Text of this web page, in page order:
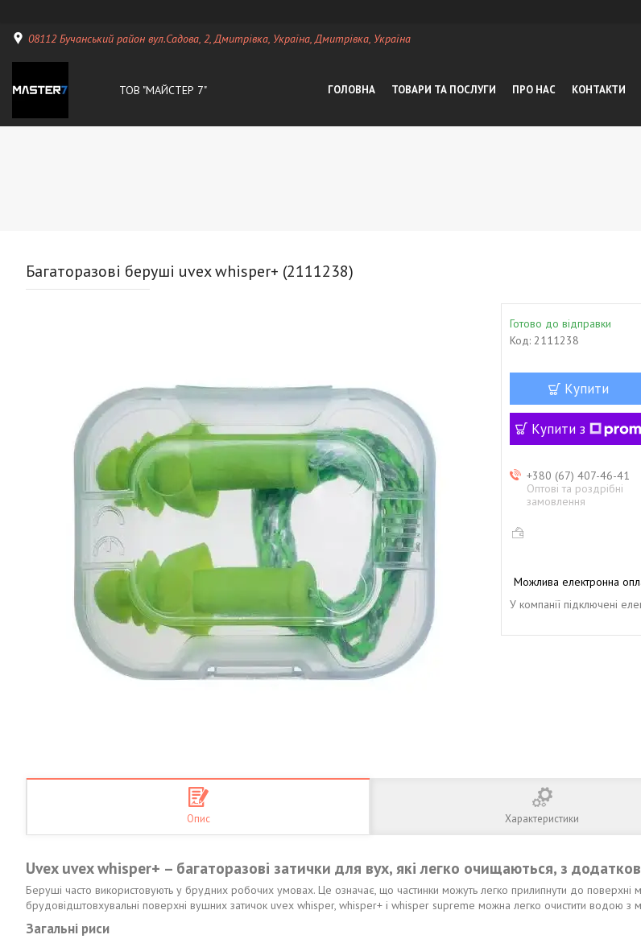
08112 Бучанський район вул.Садова, 2, Дмитрівка, Україна, Дмитрiвка, Україна
ТОВ "МАЙСТЕР 7" ГОЛОВНА ТОВАРИ ТА ПОСЛУГИ ПРО НАС КОНТАКТИ
Багаторазові беруші uvex whisper+ (2111238)
Готово до відправки
Код: 2111238
Купити
Купити з
+380 (67) 407-46-41
Оптові та роздрібні
замовлення
У компанії підключені
Опис Характеристики
Uvex uvex whisper+ – багаторазові затички для вух, які легко очищаються, з
Беруші часто використовують у брудних робочих умовах. Це означає, що частинки можуть легко прилипнути до поверхні
брудовідштовхувальні поверхні вушних затичок uvex whisper, whisper+ і whisper supreme можна легко очистити водою
Загальні риси